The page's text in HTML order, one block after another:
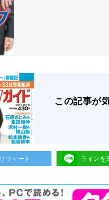
この記事が
リツィート ラインを